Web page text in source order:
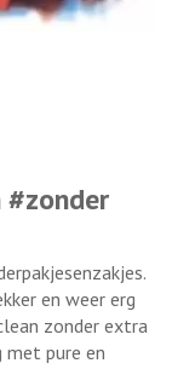
#zonder
en weer erg
zonder extra
met pure en